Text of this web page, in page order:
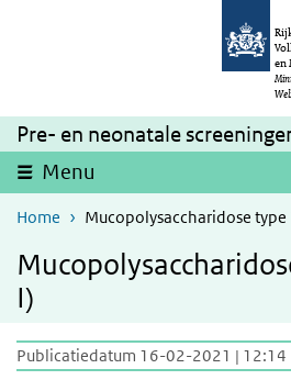
Overslaan en naar de inhoud gaan
en
Pre- en neonatale
Menu
Home Mucopolysaccharidose type
I)
Publicatiedatum 16-02-2021 | 12:14